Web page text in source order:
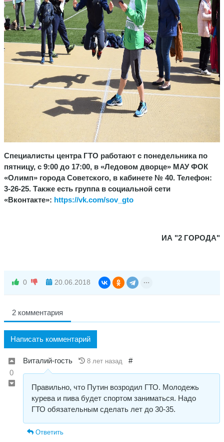
Специалисты центра ГТО работают с понедельника по
пятницу, с 9:00 до 17:00, в «Ледовом дворце» МАУ ФОК
«Олимп» города Советского, в кабинете № 40. Телефон:
3-26-25. Также есть группа в социальной сети
«Вконтакте»: https://vk.com/sov_gto
ИА "2 ГОРОДА"
0 20.06.2018
2 комментария
Написать комментарий
0
Виталий-гость 8 лет назад #
Правильно, что Путин возродил ГТО. Молодежь
курева и пива будет спортом заниматься. Надо
ГТО обязательным сделать лет до 30-35.
Ответить